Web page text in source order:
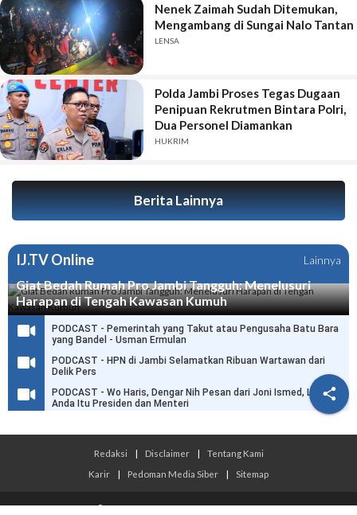

Nenek Zaimah Sudah Ditemukan,
Mengambang di Sungai Nalo Tantan
LENSA
Polda Jambi Proses Tegas Dugaan
Penipuan Rekrutmen Bintara Polri,
Dua Personel Diamankan
HUKRIM
Berita Lainnya
IJ.TV Online Lainnya
Giat Bedah Rumah Pro Jambi Tangguh: Menelusuri
Harapan di Tengah Kawasan Kumuh
PODCAST - Pemerintah yang Takut atau Pengusaha Batu Bara
yang Bandel - Usman Ermulan
PODCAST - HPN di Jambi Selamatkan Ribuan Wartawan dari
Delik Pers
PODCAST - Wo Haris, Dengar Nih Pesan dari Joni Ismed, Link
Anda Itu Presiden dan Menteri
Redaksi | Disclaimer |
Tentang Kami
Karir
| Pedoman Media Siber | Sitemap
© 2026 Infojambi.com - All Rights Reserved.